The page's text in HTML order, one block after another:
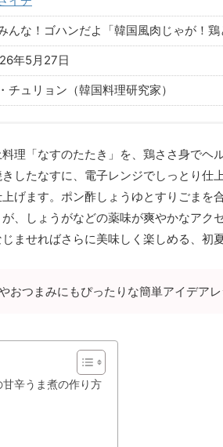
んな！ゴハンだよ「韓国風肉じゃが！鶏
年5月27日
チュリョン（韓国料理研究家）
理「なすのたたき」を、鶏ささ身でヘ
したなすに、電子レンジでしっとり仕
げます。ポン酢しょうゆとすりごまを
、しょうがなどの薬味が爽やかなアク
ませればさらに美味しく楽しめる、初
おつまみにもぴったりな簡単アイデアレ
辛うま煮の作り方